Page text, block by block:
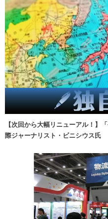
【次回から大幅リニューアル！
際ジャーナリスト・ビニシウス氏